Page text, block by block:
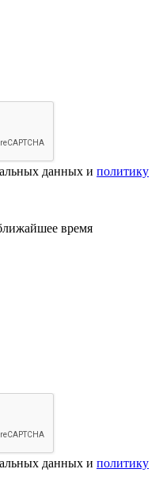
данных и политику
время
данных и политику